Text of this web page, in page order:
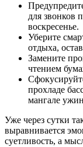
для звонков
воскресенье.
Уберите
отдыха,
Замените
чтением
прохладе
мангале
Уже через сутки
выравнивается
суетливость, а